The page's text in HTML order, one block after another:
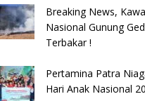
Breaking News,
Nasional Gunung
Terbakar !
Pertamina Patra
Hari Anak Nasional